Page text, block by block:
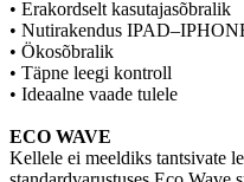
• Erakordselt kasutajasõbralik
• Nutirakendus
• Ökosõbralik
• Täpne leegi kontroll
• Ideaalne vaade tulele
Kellele ei meeldiks tantsivate